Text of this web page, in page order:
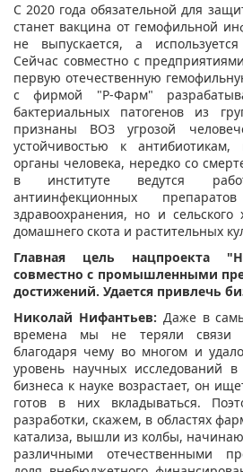
С 2020 года обязательной для
станет вакцина от гемофильной
не выпускается, а
Сейчас совместно с
первую отечественную
с фирмой "Р-Фарм"
бактериальных патогенов из
признаны ВОЗ угрозой
устойчивостью к
органы человека, нередко со
в институте ведутся
антиинфекционных
здравоохранения, но и
домашнего скота и растительных
Главная цель нацпроекта
совместно с промышленными
достижений. Удается привлечь
Николай Нифантьев: Даже в
времена мы не теряли связи
благодаря чему во многом и
уровень научных исследований
бизнеса к науке возрастает, он
готов в них вкладываться.
разработки, скажем, в областях
катализа, вышли из колбы,
различными отечественными